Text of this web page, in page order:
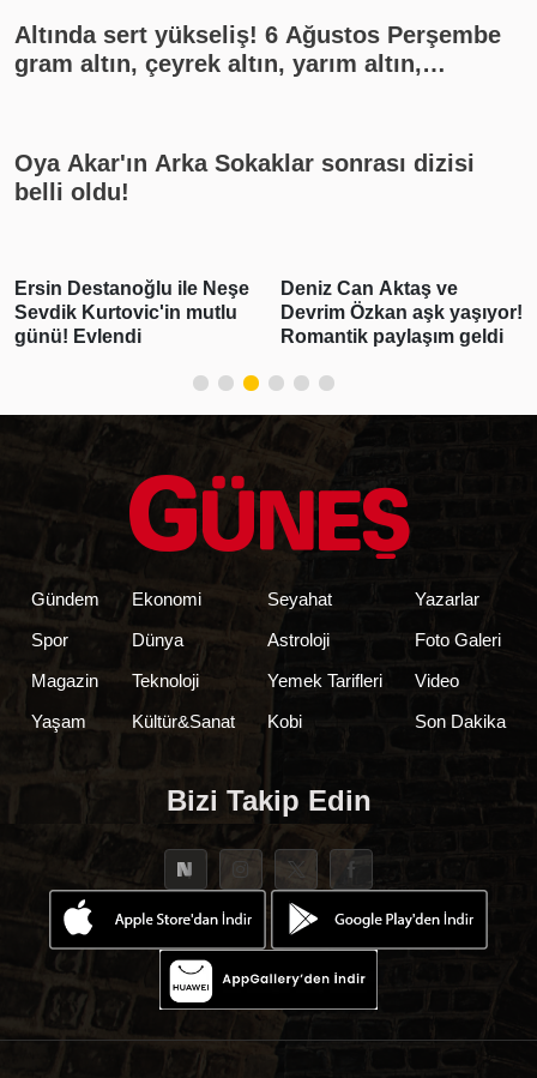
Altında sert yükseliş! 6 Ağustos Perşembe
gram altın, çeyrek altın, yarım altın,
Oya Akar'ın Arka Sokaklar sonrası dizisi
belli oldu!
Ersin Destanoğlu ile Neşe
Sevdik Kurtovic'in mutlu
günü! Evlendi
Deniz Can Aktaş ve
Devrim Özkan aşk yaşıyor!
Romantik paylaşım geldi
Gündem
Spor
Magazin
Yaşam
Ekonomi
Dünya
Teknoloji
Kültür&Sanat
Seyahat
Astroloji
Yemek Tarifleri
Kobi
Yazarlar
Foto Galeri
Video
Son Dakika
Bizi Takip Edin